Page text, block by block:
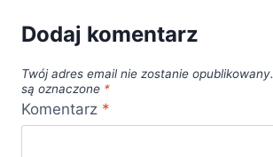
Dodaj komentarz
Twój adres email nie zostanie opublikowany.
są oznaczone *
Komentarz *